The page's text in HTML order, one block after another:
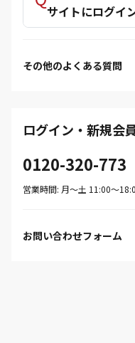
サイトにログイ
その他のよくある質問
ログイン・新規会
0120-320-773
営業時間: 月〜土 11:00〜
お問い合わせフォーム